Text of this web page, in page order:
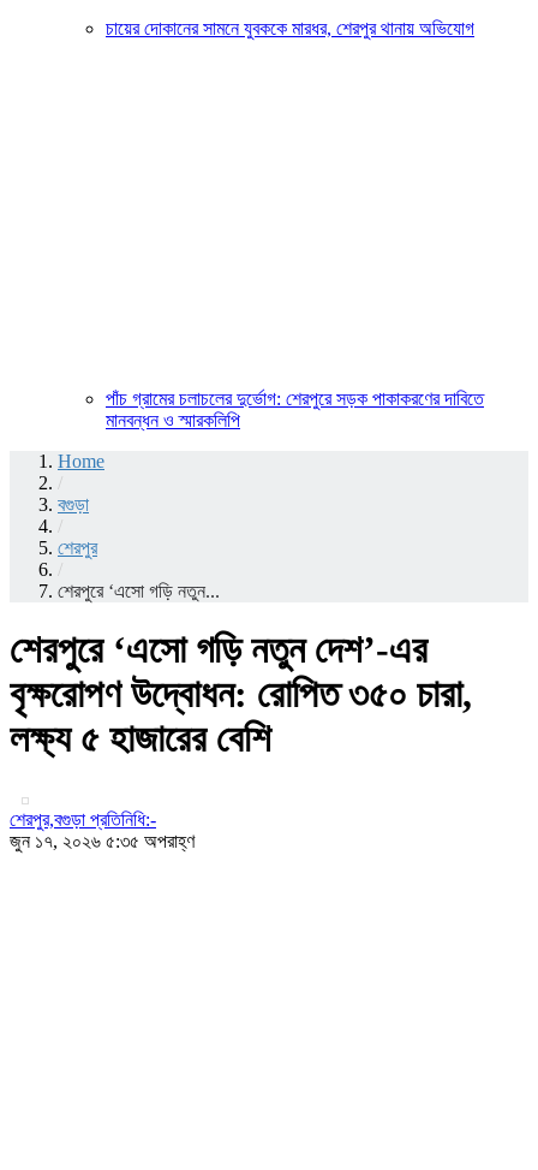
চায়ের দোকানের সামনে যুবককে মারধর, শেরপুর থানায় অভিযোগ
পাঁচ গ্রামের চলাচলের দুর্ভোগ: শেরপুরে সড়ক পাকাকরণের দাবিতে
মানবন্ধন ও স্মারকলিপি
Home
/
বগুড়া
/
শেরপুর
/
শেরপুরে ‘এসো গড়ি নতুন...
শেরপুরে ‘এসো গড়ি নতুন দেশ’-এর
বৃক্ষরোপণ উদ্বোধন: রোপিত ৩৫০ চারা,
লক্ষ্য ৫ হাজারের বেশি
শেরপুর,বগুড়া প্রতিনিধি:-
জুন ১৭, ২০২৬ ৫:৩৫ অপরাহ্ণ